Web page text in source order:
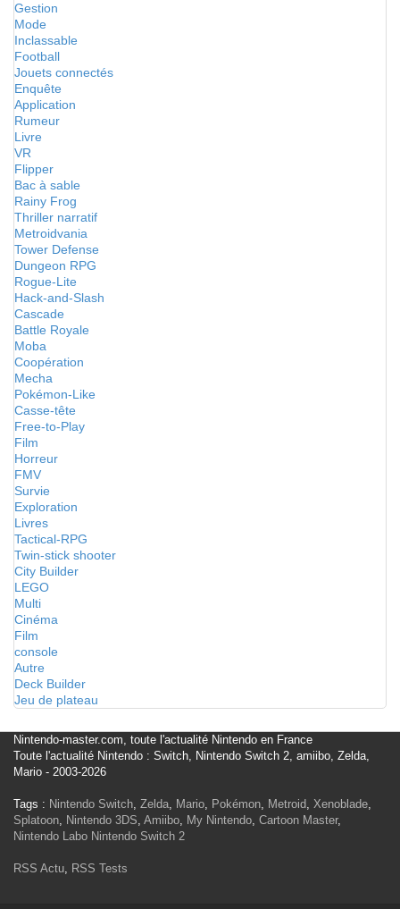
Gestion
Mode
Inclassable
Football
Jouets connectés
Enquête
Application
Rumeur
Livre
VR
Flipper
Bac à sable
Rainy Frog
Thriller narratif
Metroidvania
Tower Defense
Dungeon RPG
Rogue-Lite
Hack-and-Slash
Cascade
Battle Royale
Moba
Coopération
Mecha
Pokémon-Like
Casse-tête
Free-to-Play
Film
Horreur
FMV
Survie
Exploration
Livres
Tactical-RPG
Twin-stick shooter
City Builder
LEGO
Multi
Cinéma
Film
console
Autre
Deck Builder
Jeu de plateau
Nintendo-master.com, toute l'actualité Nintendo en France
Toute l'actualité Nintendo : Switch, Nintendo Switch 2, amiibo, Zelda,
Mario - 2003-2026
Tags : Nintendo Switch, Zelda, Mario, Pokémon, Metroid, Xenoblade,
Splatoon, Nintendo 3DS, Amiibo, My Nintendo, Cartoon Master,
Nintendo Labo Nintendo Switch 2
RSS Actu, RSS Tests